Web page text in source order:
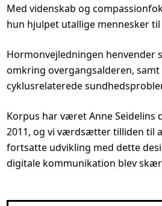
Med videnskab og
hun hjulpet utallige mennesker til
Hormonvejledningen henvender
omkring overgangsalderen,
cyklusrelaterede
Korpus har været Anne Seidelins
2011, og vi værdsætter tilliden til
fortsatte udvikling med dette
digitale kommunikation blev